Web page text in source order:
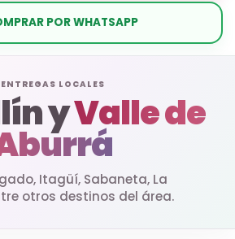
POR WHATSAPP
ENTREGAS LOCALES
yValle de
Itagüí, Sabaneta, La
otros destinos del área.